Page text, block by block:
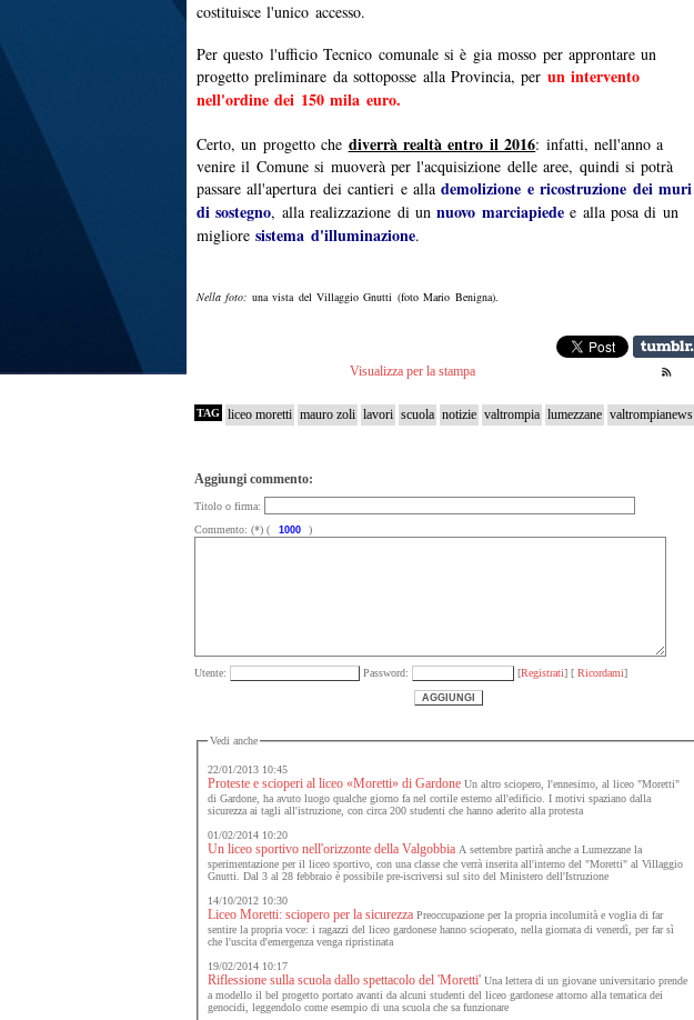
costituisce l'unico accesso.
Per questo l'ufficio Tecnico comunale si è gia mosso per approntare un
progetto preliminare da sottoposse alla Provincia, per un intervento
nell'ordine dei 150 mila euro.
Certo, un progetto che diverrà realtà entro il 2016: infatti, nell'anno a
venire il Comune si muoverà per l'acquisizione delle aree, quindi si potrà
passare all'apertura dei cantieri e allademolizione e ricostruzione dei muri
di sostegno, alla realizzazione di unnuovo marciapiedee alla posa di un
miglioresistema d'illuminazione.
Nella foto: una vista del Villaggio Gnutti (foto Mario Benigna).
Visualizza per la stampa
TAG liceo moretti mauro zoli lavori scuola notizie valtrompia lumezzane valtrompianews
Aggiungi commento:
Titolo o firma:
Commento: (*) (
)
Utente: Password: [Registrati] [ Ricordami]
Vedi anche
22/01/2013 10:45
Proteste e scioperi al liceo «Moretti» di GardoneUn altro sciopero, l'ennesimo, al liceo "Moretti"
di Gardone, ha avuto luogo qualche giorno fa nel cortile esterno all'edificio. I motivi spaziano dalla
sicurezza ai tagli all'istruzione, con circa 200 studenti che hanno aderito alla protesta
01/02/2014 10:20
Un liceo sportivo nell'orizzonte della ValgobbiaA settembre partirà anche a Lumezzane la
sperimentazione per il liceo sportivo, con una classe che verrà inserita all'interno del "Moretti" al Villaggio
Gnutti. Dal 3 al 28 febbraio è possibile pre-iscriversi sul sito del Ministero dell'Istruzione
14/10/2012 10:30
Liceo Moretti: sciopero per la sicurezzaPreoccupazione per la propria incolumità e voglia di far
sentire la propria voce: i ragazzi del liceo gardonese hanno scioperato, nella giornata di venerdì, per far sì
che l'uscita d'emergenza venga ripristinata
19/02/2014 10:17
Riflessione sulla scuola dallo spettacolo del 'Moretti'Una lettera di un giovane universitario prende
a modello il bel progetto portato avanti da alcuni studenti del liceo gardonese attorno alla tematica dei
genocidi, leggendolo come esempio di una scuola che sa funzionare